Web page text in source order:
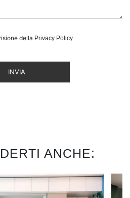
della Privacy Policy
INVIA
ANCHE: